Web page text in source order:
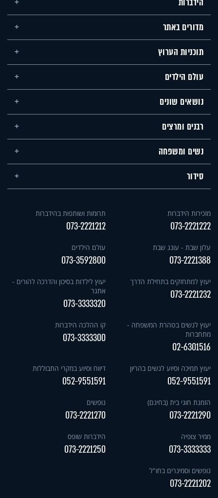
מדורים באתר
תוכניות הערוץ
עולם הילדים
נושאים שונים
רבנים ומרצים
נשים ומשפחה
סידור
מזכירות הידברות
073-2221222
תרומות ושותפות בהידברות
073-2221212
עלון שבת - עונג שבת
073-2221388
עולם הילדים
073-3592800
יעוץ למתחזקים בתחילת הדרך
073-2221232
יעוץ לילדות בסיכון והדרכה להורים -
אתגר
073-3333320
יעוץ לנשים בטהרת המשפחה -
מתחברות
02-6301516
קו ההלכה הידברות
073-3333300
יעוץ תמיכה וסיוע לנשים בהריון
052-9551591
דיווח וסיוע במקרי התבוללות
052-9551591
הזמנת חוגי בית (בחינם)
073-2221290
נופשים
073-2221270
ממיר צופיה
073-3333333
הידברות שופס
073-2221250
נופשים וסמינרים בחו"ל
073-2221202